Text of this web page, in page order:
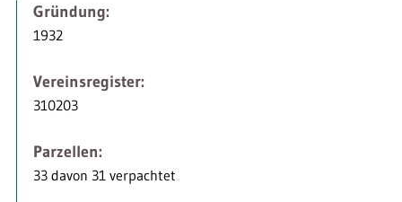
Gründung:
1932
Vereinsregister:
310203
Parzellen:
33 davon 31 verpachtet